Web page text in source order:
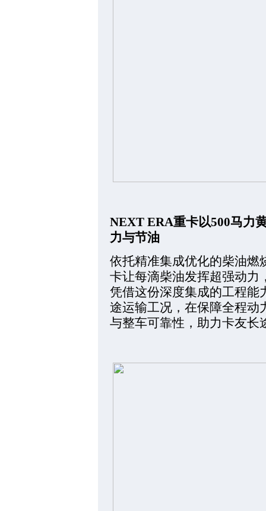
NEXT ERA重卡以500马力
力与节油
依托精准集成优化的柴油燃
卡让每滴柴油发挥超强动力
凭借这份深度集成的工程能
途运输工况，在保障全程动
与整车可靠性，助力卡友长